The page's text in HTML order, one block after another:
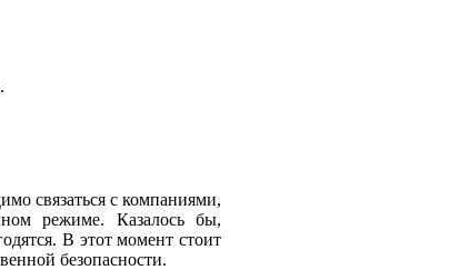
связаться с компаниями,
режиме. Казалось бы,
В этот момент стоит
безопасности.